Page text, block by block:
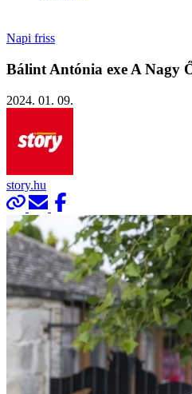
Napi friss
Bálint Antónia exe A Nagy
2024. 01. 09.
story.hu